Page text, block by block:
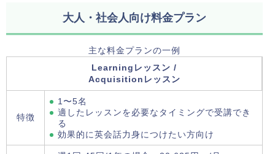
大人・社会人向け料金プラン
主な料金プランの一例
Learningレッスン /
Acquisitionレッスン
特徴
1〜5名
適したレッスンを必要なタイミングで受講でき
る
効果的に英会話力身につけたい方向け